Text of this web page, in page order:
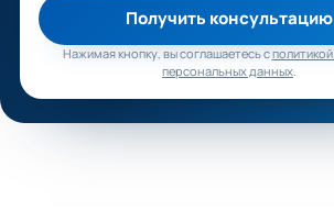
Получить консультацию
Нажимая кнопку, вы соглашаетесь с
персональных данных.